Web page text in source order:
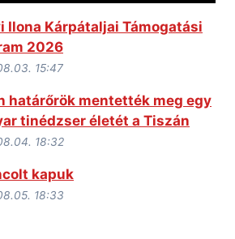
Ilona Kárpátaljai Támogatási
2026
15:47
határőrök mentették meg egy
tinédzser életét a Tiszán
18:32
kapuk
18:33